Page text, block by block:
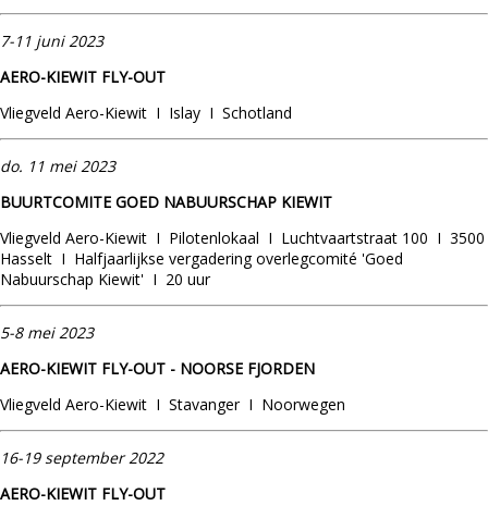
7-11 juni 2023
AERO-KIEWIT FLY-OUT
Vliegveld Aero-Kiewit I Islay I Schotland
do. 11 mei2023
BUURTCOMITE GOED NABUURSCHAP KIEWIT
Vliegveld Aero-Kiewit I Pilotenlokaal I Luchtvaartstraat 100 I 3500
Hasselt I Halfjaarlijkse vergadering overlegcomité 'Goed
Nabuurschap Kiewit' I 20 uur
5-8 mei 2023
AERO-KIEWIT FLY-OUT - NOORSE FJORDEN
Vliegveld Aero-Kiewit I Stavanger I Noorwegen
16-19 september 2022
AERO-KIEWIT FLY-OUT